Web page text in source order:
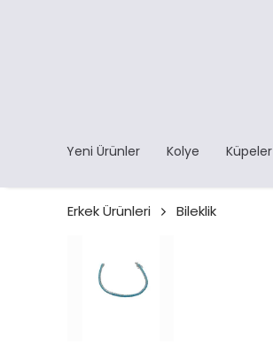
Yeni Ürünler Kolye Küpeler
Erkek Ürünleri Bileklik